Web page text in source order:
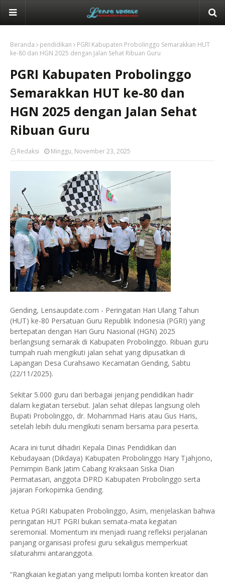
Beranda pendidikan
PGRI Kabupaten Probolinggo Semarakkan HUT
ke-80 dan HGN 2025 dengan Jalan Sehat Ribuan Guru
PGRI Kabupaten Probolinggo
Semarakkan HUT ke-80 dan
HGN 2025 dengan Jalan Sehat
Ribuan Guru
Redaksi Minggu, November 23, 2025
Gending, Lensaupdate.com - Peringatan Hari Ulang Tahun
(HUT) ke-80 Persatuan Guru Republik Indonesia (PGRI) yang
bertepatan dengan Hari Guru Nasional (HGN) 2025
berlangsung semarak di Kabupaten Probolinggo. Ribuan guru
tumpah ruah mengikuti jalan sehat yang dipusatkan di
Lapangan Desa Curahsawo Kecamatan Gending, Sabtu
(22/11/2025).
Sekitar 5.000 guru dari berbagai jenjang pendidikan hadir
dalam kegiatan tersebut. Jalan sehat dilepas langsung oleh
Bupati Probolinggo, dr. Mohammad Haris atau Gus Haris,
setelah lebih dulu mengikuti senam bersama para peserta.
Acara ini turut dihadiri Kepala Dinas Pendidikan dan
Kebudayaan (Dikdaya) Kabupaten Probolinggo Hary Tjahjono,
Pemimpin Bank Jatim Cabang Kraksaan Siska Dian
Permatasari, anggota DPRD Kabupaten Probolinggo serta
jajaran Forkopimka Gending.
Ketua PGRI Kabupaten Probolinggo, Asim, menjelaskan bahwa
peringatan HUT PGRI bukan semata-mata kegiatan
seremonial. Momentum ini menjadi ruang refleksi perjalanan
panjang organisasi profesi guru sekaligus memperkuat
silaturahmi antaranggota.
“Rangkaian kegiatan yang meliputi lomba konten kreator dan